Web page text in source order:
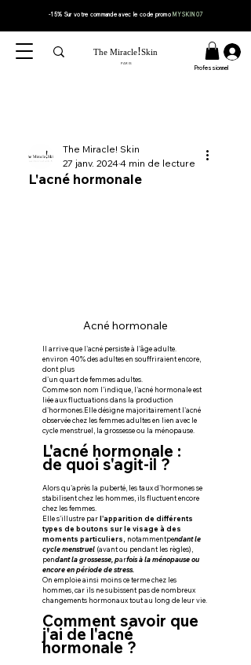
-15% Sur votrecommandeavec le code promoMYSKIN07
The Miracle!Skin
PARIS
Professionnel
L'acné hormonale
The Miracle! Skin
27 janv. 20244 min de lecture
Acné hormonale
Il arrive que l'acné persiste à l'âge adulte.
environ 40% des adultes en souffriraient encore,
dont plus
d'un quart de femmes adultes.
Comme son nom l'indique, l'acné hormonale est
liée aux fluctuations dans la production
d'hormones.Elle désigne majoritairement l'acné
observée chez les femmes adultes en lien avec le
cycle menstruel, la grossesse ou la ménopause.
L'acné hormonale :
de quoi s'agit-il ?
Alors qu'après la puberté, les taux d'hormones se
stabilisent chez les hommes, ils fluctuent encore
chez les femmes.
Elle s'illustre par l'apparition de différents
types de boutons sur le visage à des
moments particuliers, notammentpendant le
cycle menstruel (avant ou pendant les règles),
pendant la grossesse, parfois à la ménopause ou
encore en période de stress.
On emploie ainsi moins ce terme chez les
hommes, car ils ne subissent pas de nombreux
changements hormonaux tout au long de leur vie.
Comment savoir que
j'ai de l'acné
hormonale ?